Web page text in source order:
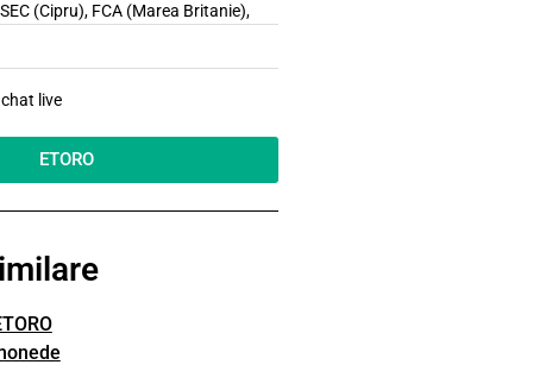
(Cipru), FCA (Marea Britanie),
chat live
ETORO